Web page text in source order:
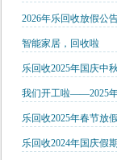
2026年乐回收放假公
智能家居，回收啦
乐回收2025年国庆中
我们开工啦——2025年
乐回收2025年春节放
乐回收2024年国庆假